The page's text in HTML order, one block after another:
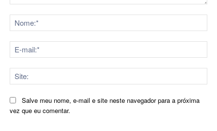
Salve meu nome, e-mail e site neste navegador para a próxima
vez que eu comentar.